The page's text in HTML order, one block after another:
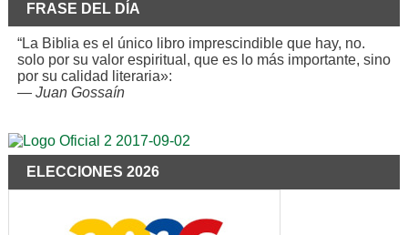
FRASE DEL DÍA
“La Biblia es el único libro imprescindible que hay, no.
solo por su valor espiritual, que es lo más importante, sino
por su calidad literaria»:
— Juan Gossaín
ELECCIONES 2026